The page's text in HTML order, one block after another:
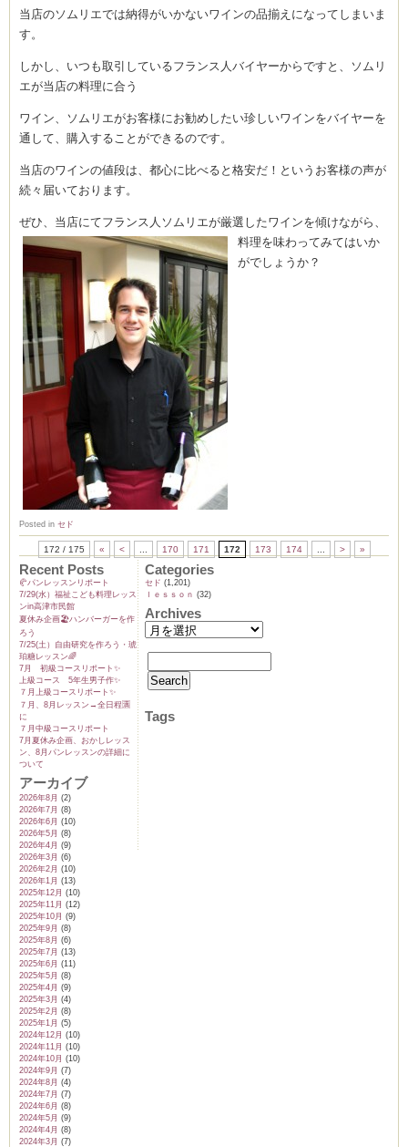
当店のソムリエでは納得がいかないワインの品揃えになってしまいま
す。
しかし、いつも取引しているフランス人バイヤーからですと、ソムリ
エが当店の料理に合う
ワイン、ソムリエがお客様にお勧めしたい珍しいワインをバイヤーを
通して、購入することができるのです。
当店のワインの値段は、都心に比べると格安だ！というお客様の声が
続々届いております。
ぜひ、当店にてフランス人ソムリエが厳選したワインを傾けながら、
料理を味わってみてはいか
がでしょうか？
Posted in セド
172 / 175 « < 170 171 172 173 174 > »
Recent Posts
🥐パンレッスンリポート
7/29(水）福祉こども料理レッス
ンin高津市民館
夏休み企画🏖️ハンバーガーを作
ろう
7/25(土）自由研究を作ろう・琥
珀糖レッスン🌈
7月 初級コースリポート✨️
上級コース 5年生男子作✨️
７月上級コースリポート✨️
７月、8月レッスン→全日程🈵
に
７月中級コースリポート
7月夏休み企画、おかしレッス
ン、8月パンレッスンの詳細に
ついて
アーカイブ
2026年8月 (2)
2026年7月 (8)
2026年6月 (10)
2026年5月 (8)
2026年4月 (9)
2026年3月 (6)
2026年2月 (10)
2026年1月 (13)
2025年12月 (10)
2025年11月 (12)
2025年10月 (9)
2025年9月 (8)
2025年8月 (6)
2025年7月 (13)
2025年6月 (11)
2025年5月 (8)
2025年4月 (9)
2025年3月 (4)
2025年2月 (8)
2025年1月 (5)
2024年12月 (10)
2024年11月 (10)
2024年10月 (10)
2024年9月 (7)
2024年8月 (4)
2024年7月 (7)
2024年6月 (8)
2024年5月 (9)
2024年4月 (8)
2024年3月 (7)
Categories
セド (1,201)
ｌｅｓｓｏｎ (32)
Archives
Tags